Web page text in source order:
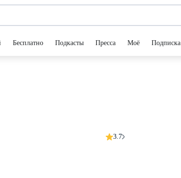
Бесплатно Подкасты Пресса Моё Подписка
3.7